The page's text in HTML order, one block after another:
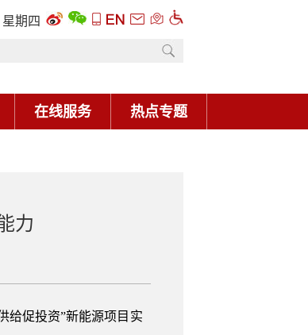
星期四
在线服务 热点专题
力
给促投资”新能源项目实